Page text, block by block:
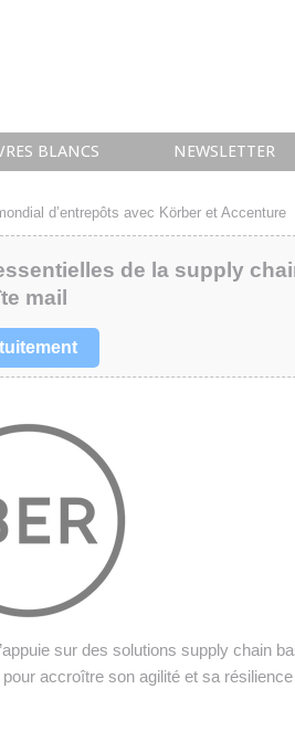
BLANCS NEWSLETTER
d’entrepôts avec Körber et Accenture
de la supply
mail
sur des solutions supply chain
accroître son agilité et sa résilience